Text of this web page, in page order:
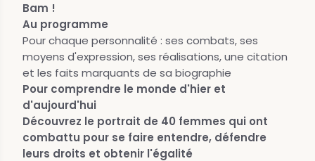
Bam !
Au programme
Pour chaque personnalité : ses combats, ses
moyens d'expression, ses réalisations, une citation
et les faits marquants de sa biographie
Pour comprendre le monde d'hier et
d'aujourd'hui
Découvrez le portrait de 40 femmes qui ont
combattu pour se faire entendre, défendre
leurs droits et obtenir l'égalité